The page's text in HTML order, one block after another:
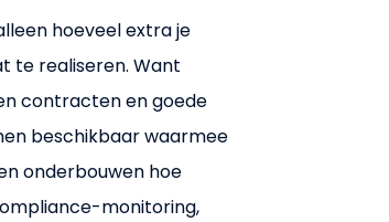
hoeveel extra je
te realiseren. Want
contracten en goede
beschikbaar waarmee
onderbouwen hoe
monitoring,